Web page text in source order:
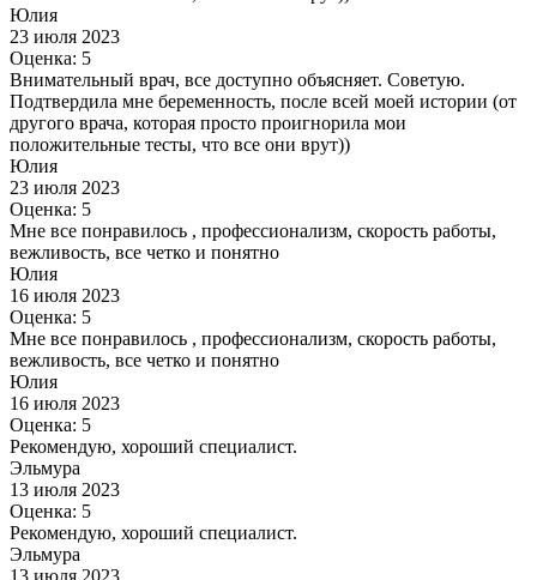
Юлия
23 июля 2023
Оценка: 5
Внимательный врач, все доступно объясняет. Советую.
Подтвердила мне беременность, после всей моей истории (от
другого врача, которая просто проигнорила мои
положительные тесты, что все они врут))
Юлия
23 июля 2023
Оценка: 5
Мне все понравилось , профессионализм, скорость работы,
вежливость, все четко и понятно
Юлия
16 июля 2023
Оценка: 5
Мне все понравилось , профессионализм, скорость работы,
вежливость, все четко и понятно
Юлия
16 июля 2023
Оценка: 5
Рекомендую, хороший специалист.
Эльмура
13 июля 2023
Оценка: 5
Рекомендую, хороший специалист.
Эльмура
13 июля 2023